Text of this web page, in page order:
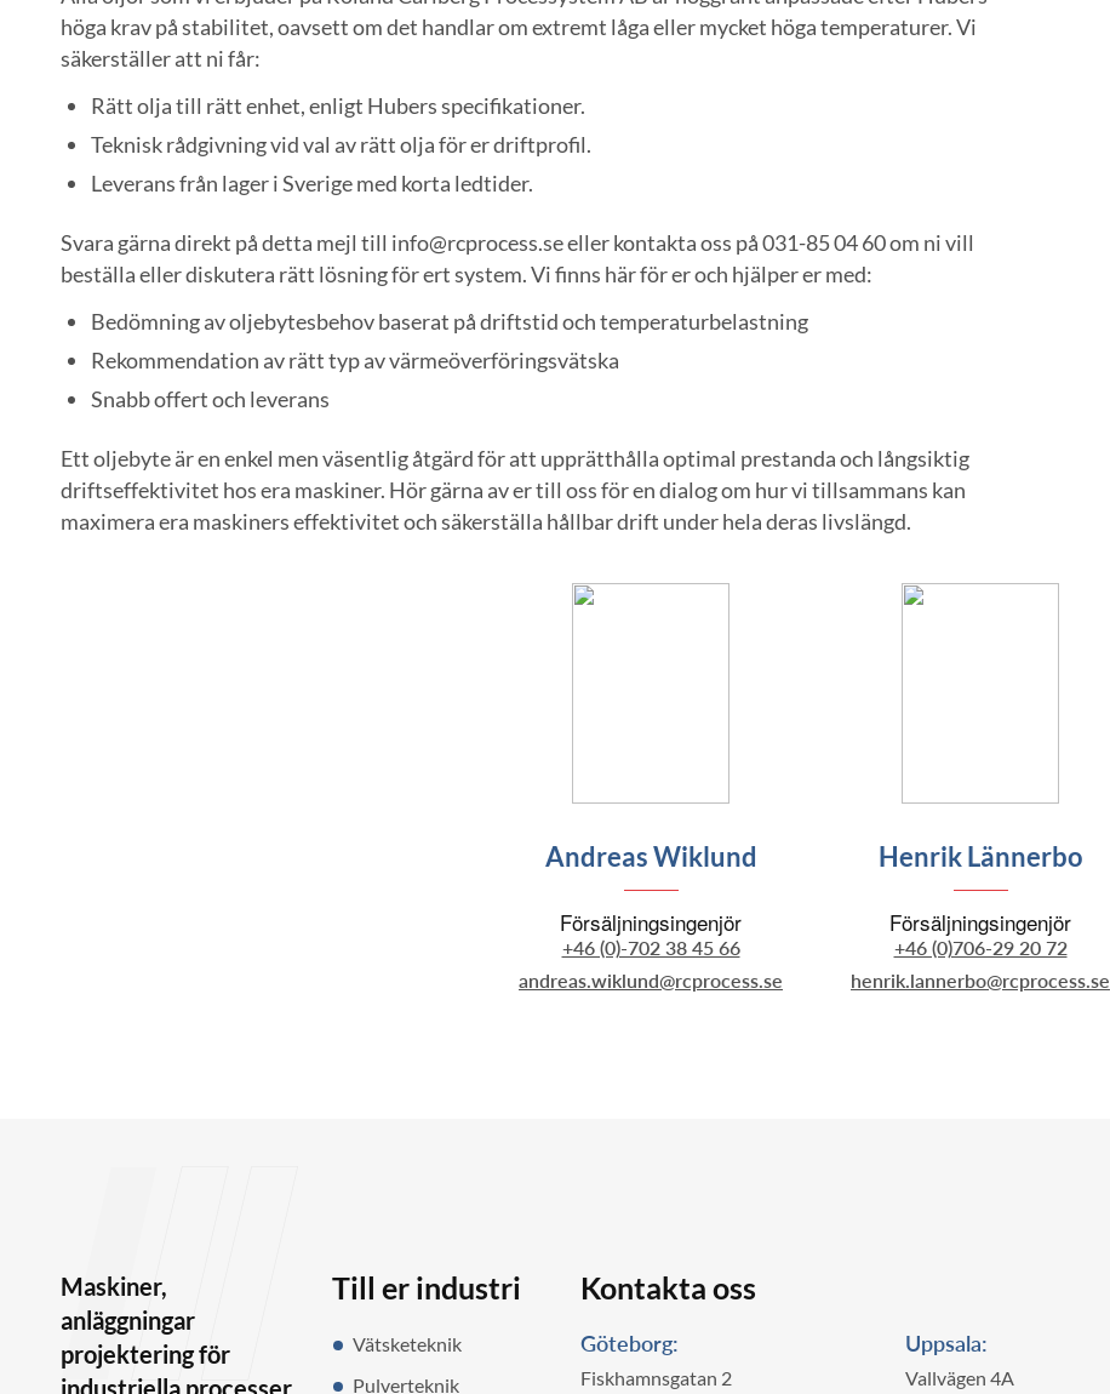
höga krav på stabilitet, oavsett om det handlar om extremt låga eller mycket höga temperaturer. Vi
säkerställer att ni får:
Rätt olja till rätt enhet, enligt Hubers specifikationer.
Teknisk rådgivning vid val av rätt olja för er driftprofil.
Leverans från lager i Sverige med korta ledtider.
Svara gärna direkt på detta mejl till info@rcprocess.se eller kontakta oss på 031-85 04 60 om ni vill
beställa eller diskutera rätt lösning för ert system. Vi finns här för er och hjälper er med:
Bedömning av oljebytesbehov baserat på driftstid och temperaturbelastning
Rekommendation av rätt typ av värmeöverföringsvätska
Snabb offert och leverans
Ett oljebyte är en enkel men väsentlig åtgärd för att upprätthålla optimal prestanda och långsiktig
driftseffektivitet hos era maskiner. Hör gärna av er till oss för en dialog om hur vi tillsammans kan
maximera era maskiners effektivitet och säkerställa hållbar drift under hela deras livslängd.
Andreas Wiklund
Försäljningsingenjör
+46 (0)-702 38 45 66
andreas.wiklund@rcprocess.se
Henrik Lännerbo
Försäljningsingenjör
+46 (0)706-29 20 72
henrik.lannerbo@rcprocess.se
Maskiner,
anläggningar
projektering för
industriella processer
Till er industri
Vätsketeknik
Pulverteknik
Kontakta oss
Göteborg:
Fiskhamnsgatan 2
Uppsala:
Vallvägen 4A